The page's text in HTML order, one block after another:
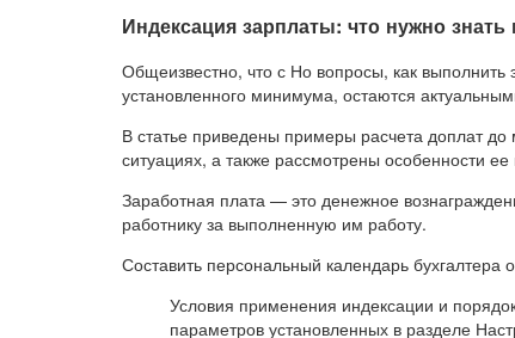
Индексация зарплаты: что нужно
Общеизвестно, что с Но вопросы, как
установленного минимума, остаются
В статье приведены примеры расчета доплат
ситуациях, а также рассмотрены особенности
Заработная плата — это денежное
работнику за выполненную им работу.
Составить персональный календарь бухгалтера
Условия применения индексации и
параметров установленных в разделе